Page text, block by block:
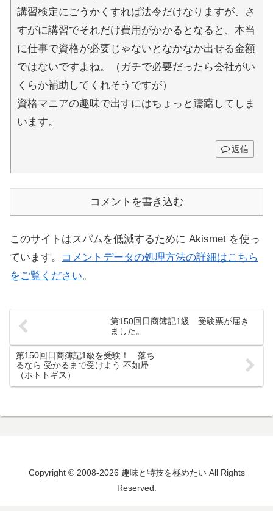
講習検定にごうかくすれば法令だけなりますが、さ
すがに講習でそれだけ費用がかかるとなると、本当
に仕事で資格が必要じゃないとなかなか出せる金額
ではないですよね。（ガチで必要だったら会社がい
くらか補助してくれそうですが）
資格マニアの趣味で出すにはちょっと躊躇してしま
います。
返信
コメントを書き込む
このサイトはスパムを低減するために Akismet を使っ
ています。
コメントデータの処理方法の詳細はこちら
をご覧ください。
第150回日商簿記1級 受験票が届き
ました。
第150回日商簿記1級を受験！ 落ち
るなら 受かるまで受けよう 不如帰
（ホトトギス）
Copyright © 2008-2026 趣味と特技を極めたい All Rights
Reserved.